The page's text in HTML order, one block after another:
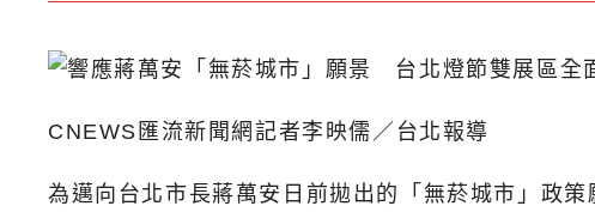
CNEWS匯流新聞網記者李映儒／台北報導
為邁向台北市長蔣萬安日前拋出的「無菸城市」政